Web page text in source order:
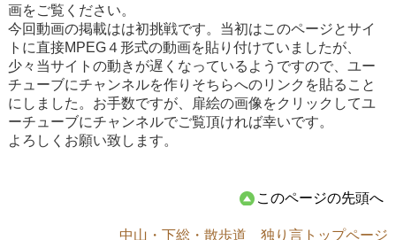
画をご覧ください。
今回動画の掲載はは初挑戦です。当初はこのページとサイ
トに直接MPEG４形式の動画を貼り付けていましたが、
少々当サイトの動きが遅くなっているようですので、ユー
チューブにチャンネルを作りそちらへのリンクを貼ること
にしました。お手数ですが、扉絵の画像をクリックしてユ
ーチューブにチャンネルでご覧頂ければ幸いです。
よろしくお願い致します。
このページの先頭へ
中山・下総・散歩道 独り言トップページ